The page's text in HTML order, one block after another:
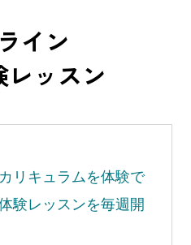
イン
ッスン
カリキュラムを体験で
験レッスンを毎週開